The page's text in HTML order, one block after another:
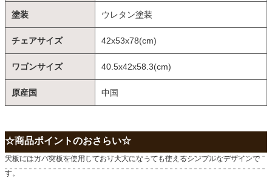
塗装 ウレタン塗装
チェアサイズ 42x53x78(cm)
ワゴンサイズ 40.5x42x58.3(cm)
原産国 中国
☆商品ポイントのおさらい☆
天板にはカバ突板を使用しており大人になっても使えるシンプルなデザインで
す。